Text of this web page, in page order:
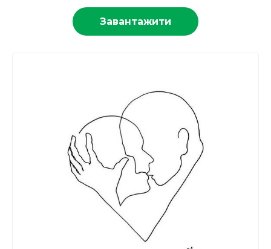
Завантажити